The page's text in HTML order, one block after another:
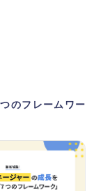
のフレームワー